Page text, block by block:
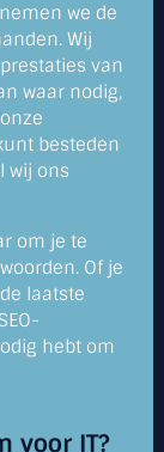
we de
Wij
van
waar nodig,
besteden
wij ons
om je te
Of je
laatste
hebt om
voor IT?